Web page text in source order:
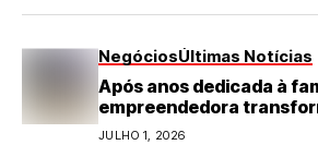
NegóciosÚltimas Notícias
Após anos dedicada à
empreendedora
turismo em negócio de
JULHO 1, 2026